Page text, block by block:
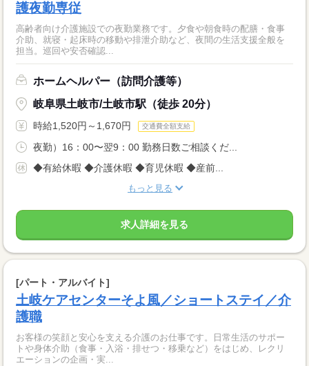
護夜勤専従
高齢者向け介護施設での夜勤業務です。夕食や朝食時の配膳・食事
介助、就寝・起床時の移動や排泄介助など、夜間の生活支援全般を
担当。巡回や安否確認...
ホームヘルパー（訪問介護等）
岐阜県土岐市/土岐市駅（徒歩 20分）
時給1,520円～1,670円 交通費全額支給
夜勤）16：00〜翌9：00 勤務日数ご相談くだ...
◆有給休暇 ◆介護休暇 ◆育児休暇 ◆産前...
もっと見る
求人詳細を見る
[パート・アルバイト]
土岐ケアセンターそよ風／ショートステイ／介
護職
お客様の笑顔と安心を支える介護のお仕事です。日常生活のサポー
トや身体介助（食事・入浴・排せつ・移乗など）をはじめ、レクリ
エーションの企画・実...